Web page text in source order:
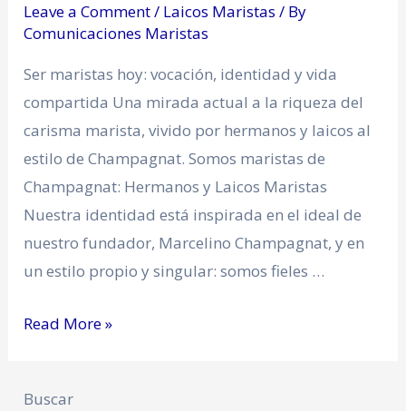
Leave a Comment/ Laicos Maristas / By
Comunicaciones Maristas
Ser maristas hoy: vocación, identidad y vida
compartida Una mirada actual a la riqueza del
carisma marista, vivido por hermanos y laicos al
estilo de Champagnat. Somos maristas de
Champagnat: Hermanos y Laicos Maristas
Nuestra identidad está inspirada en el ideal de
nuestro fundador, Marcelino Champagnat, y en
un estilo propio y singular: somos fieles …
Read More »
Buscar